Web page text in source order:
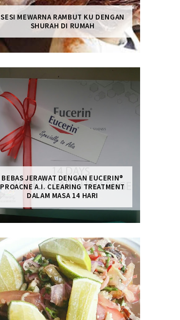
SESI MEWARNA RAMBUT KU DENGAN
SHURAH DI RUMAH
BEBAS JERAWAT DENGAN EUCERIN®
PROACNE A.I. CLEARING TREATMENT
DALAM MASA 14 HARI